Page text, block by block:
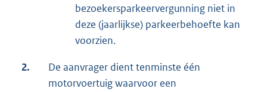
bezoekersparkeervergunning niet in
deze (jaarlijkse) parkeerbehoefte kan
voorzien.
2.
De aanvrager dient tenminste één
motorvoertuig waarvoor een